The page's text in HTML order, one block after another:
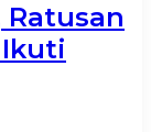
Ratusan
Ikuti